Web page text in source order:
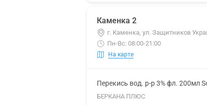
Каменка 2
г. Каменка, ул. Защитников
Пн-Вс: 08:00-21:00
На карте
Перекись вод. р-р 3% фл. 200мл
БЕРКАНА ПЛЮС